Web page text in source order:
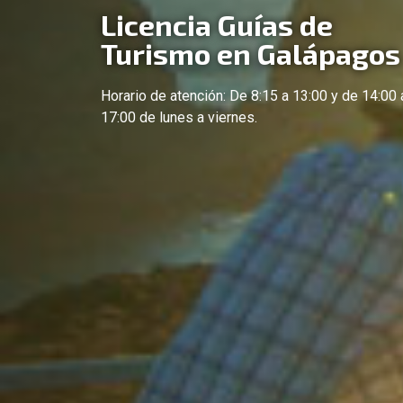
Licencia Guías de
Turismo en Galápagos
Horario de atención: De 8:15 a 13:00 y de 14:00
17:00 de lunes a viernes.